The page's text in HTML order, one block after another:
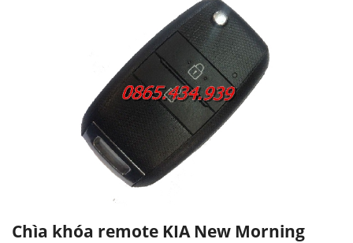
Chìa khóa remote KIA New Morning